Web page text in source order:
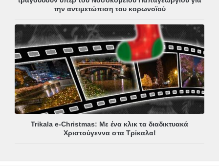
την αντιμετώπιση του κορωνοϊού
Trikala e-Christmas: Με ένα κλικ τα διαδικτυακά
Χριστούγεννα στα Τρίκαλα!